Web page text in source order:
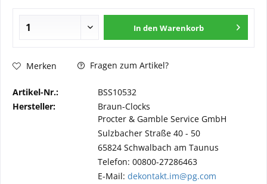
In den Warenkorb
Merken Fragen zum Artikel?
Artikel-Nr.:
BSS10532
Hersteller:
Braun-Clocks
Procter & Gamble Service GmbH
Sulzbacher Straße 40 - 50
65824 Schwalbach am Taunus
Telefon: 00800-27286463
E-Mail: dekontakt.im@pg.com